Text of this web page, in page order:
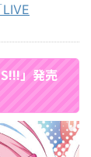
」発売